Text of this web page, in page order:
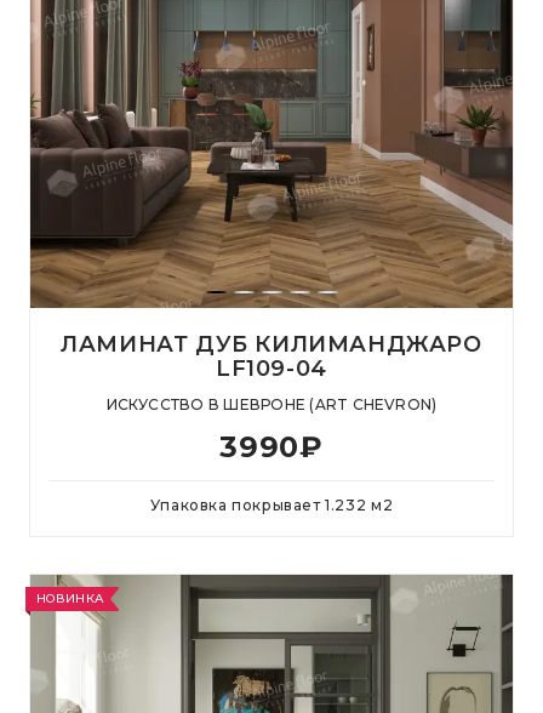
ЛАМИНАТ ДУБ КИЛИМАНДЖАРО
LF109-04
ИСКУССТВО В ШЕВРОНЕ (ART CHEVRON)
3990₽
Упаковка покрывает1.232 м 2
НОВИНКА